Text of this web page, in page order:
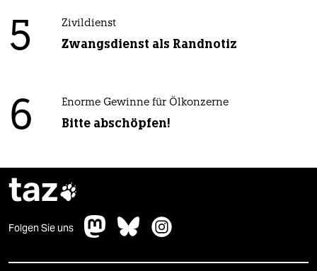
5 Zivildienst
Zwangsdienst als Randnotiz
6 Enorme Gewinne für Ölkonzerne
Bitte abschöpfen!
taz
Folgen Sie uns